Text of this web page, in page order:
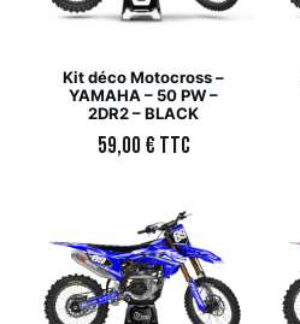
Kit déco Motocross –
YAMAHA – 50 PW –
2DR2 – BLACK
59,00€ TTC